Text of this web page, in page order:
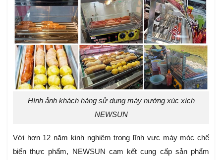
Hình ảnh khách hàng sử dụng máy nướng xúc xích
NEWSUN
Với hơn 12 năm kinh nghiệm trong lĩnh vực máy móc chế
biến thực phẩm, NEWSUN cam kết cung cấp sản phẩm